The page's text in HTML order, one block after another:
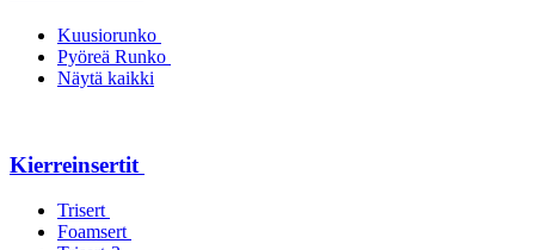
Kuusiorunko
Pyöreä Runko
Näytä kaikki
Kierreinsertit
Trisert
Foamsert